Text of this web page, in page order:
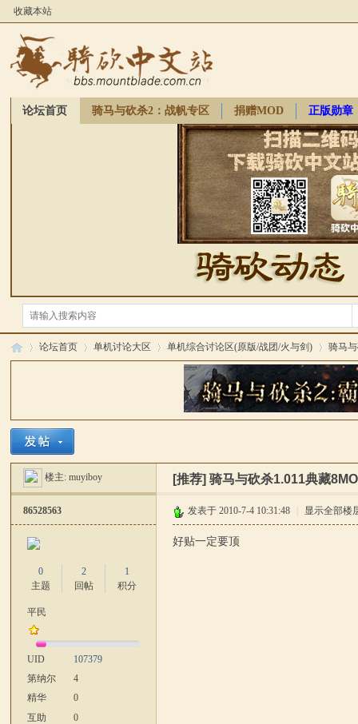
收藏本站
论坛首页 骑马与砍杀2：战帆专区 捐赠MOD 正版勋章
论坛首页 单机讨论大区 单机综合讨论区(原版/战团/火与剑)
›
骑马
楼主:muyiboy [推荐]骑马与砍杀1.011典藏
86528563
0
主题
2
回帖
1
积分
平民
UID
107379
第纳尔
4
精华
0
互助
0
发表于 2010-7-4 10:31:48 显示全部楼
好贴一定要顶